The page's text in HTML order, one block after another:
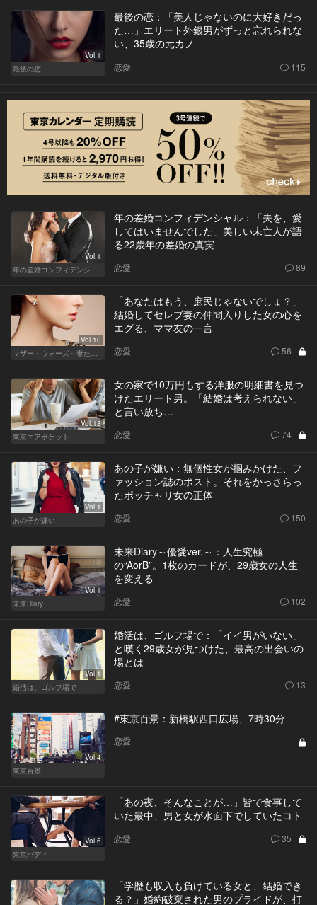
Vol.1
最後の恋
最後の恋：「美人じゃないのに大好きだっ
た…」エリート外銀男がずっと忘れられな
い、35歳の元カノ
恋愛 115
Vol.1
年の差婚コンフィデンシャル
年の差婚コンフィデンシャル：「夫を、愛
してはいませんでした」美しい未亡人が語
る22歳年の差婚の真実
恋愛 89
Vol.10
マザー・ウォーズ～妻たちの階級闘争～
「あなたはもう、庶民じゃないでしょ？」
結婚してセレブ妻の仲間入りした女の心を
エグる、ママ友の一言
恋愛 56
Vol.13
東京エアポケット
女の家で10万円もする洋服の明細書を見つ
けたエリート男。「結婚は考えられない」
と言い放ち…
恋愛 74
Vol.1
あの子が嫌い
あの子が嫌い：無個性女が掴みかけた、フ
ァッション誌のポスト。それをかっさらっ
たポッチャリ女の正体
恋愛 150
Vol.1
未来Diary
未来Diary～優愛ver.～：人生究極
の“AorB”。1枚のカードが、29歳女の人生
を変える
恋愛 102
Vol.1
婚活は、ゴルフ場で
婚活は、ゴルフ場で：「イイ男がいない」
と嘆く29歳女が見つけた、最高の出会いの
場とは
恋愛 13
Vol.4
東京百景
#東京百景：新橋駅西口広場、7時30分
恋愛
Vol.6
東京バディ
「あの夜、そんなことが…」皆で食事して
いた最中、男と女が水面下でしていたコト
恋愛 35
「学歴も収入も負けている女と、結婚でき
る？」婚約破棄された男のプライドが、打